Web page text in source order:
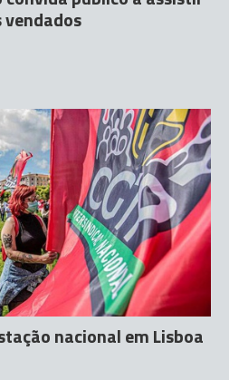
vendados
nacional em Lisboa